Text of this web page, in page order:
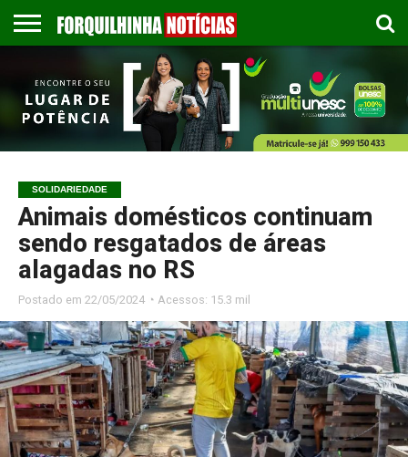
EMPREGOS
ESPORTES
PUBLICAÇÃO
LEGAL
GASTRONOMIA
CONTATO
SOLIDARIEDADE
Animais domésticos continuam
sendo resgatados de áreas
alagadas no RS
Postado em 22/05/2024 ◔ Acessos: 15.3 mil